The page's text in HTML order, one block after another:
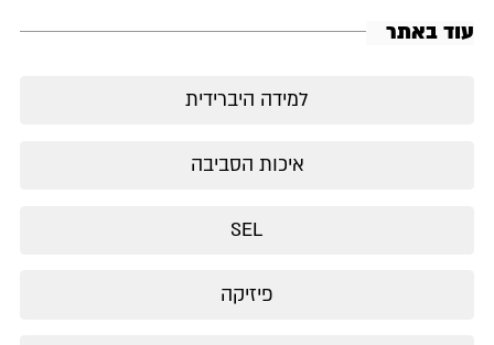
עוד באתר
למידה היברידית
איכות הסביבה
SEL
פיזיקה